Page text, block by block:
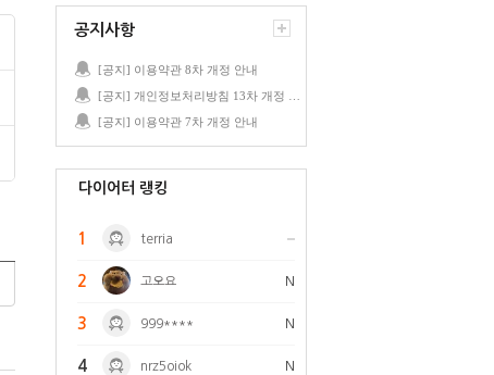
공지사항
[공지] 이용약관 8차 개정 안내
[공지] 이용약관 7차 개정 안내
다이어터 랭킹
1 terria
2 고오요 N
3 999**** N
4 nrz5oiok N